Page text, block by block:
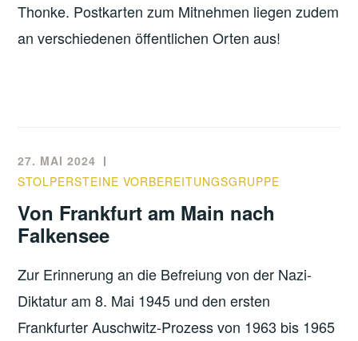
Thonke. Postkarten zum Mitnehmen liegen zudem
an verschiedenen öffentlichen Orten aus!
27. MAI 2024
STOLPERSTEINE VORBEREITUNGSGRUPPE
Von Frankfurt am Main nach
Falkensee
Zur Erinnerung an die Befreiung von der Nazi-
Diktatur am 8. Mai 1945 und den ersten
Frankfurter Auschwitz-Prozess von 1963 bis 1965